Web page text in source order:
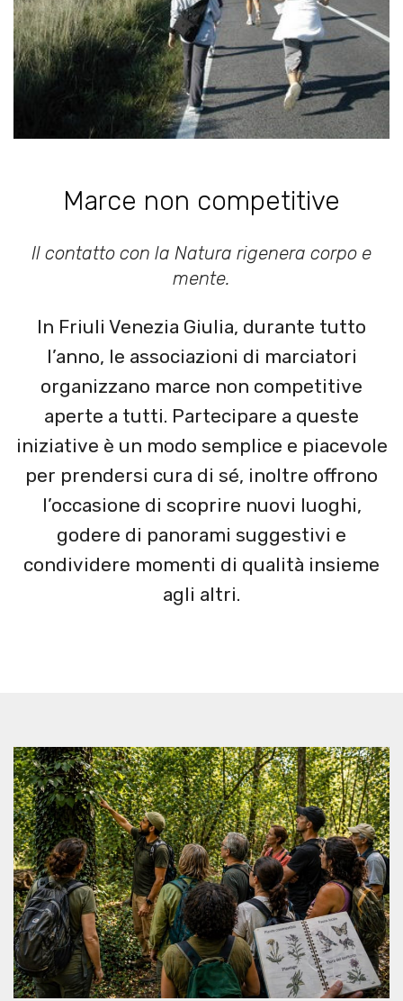
Marce non competitive
Il contatto con la Natura rigenera corpo e
mente.
In Friuli Venezia Giulia, durante tutto
l’anno, le associazioni di marciatori
organizzano marce non competitive
aperte a tutti. Partecipare a queste
iniziative è un modo semplice e piacevole
per prendersi cura di sé, inoltre offrono
l’occasione di scoprire nuovi luoghi,
godere di panorami suggestivi e
condividere momenti di qualità insieme
agli altri.